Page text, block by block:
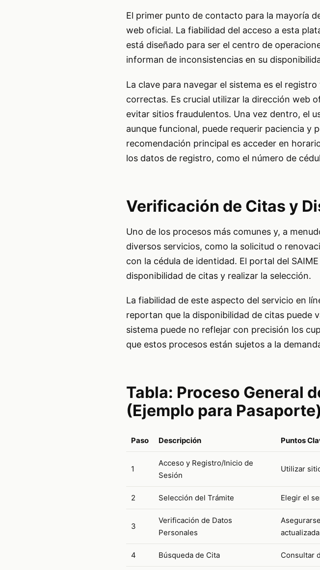
El primer punto de contacto para la mayoría
web oficial. La fiabilidad del acceso a esta
está diseñado para ser el centro de
informan de inconsistencias en su
La clave para navegar el sistema es el
correctas. Es crucial utilizar la dirección web
evitar sitios fraudulentos. Una vez dentro, el
aunque funcional, puede requerir paciencia y
recomendación principal es acceder en
los datos de registro, como el número de
Verificación de Citas y
Uno de los procesos más comunes y, a
diversos servicios, como la solicitud o
con la cédula de identidad. El portal del
disponibilidad de citas y realizar la selección.
La fiabilidad de este aspecto del servicio en
reportan que la disponibilidad de citas puede
sistema puede no reflejar con precisión los
que estos procesos están sujetos a la
Tabla: Proceso General
(Ejemplo para Pasaporte)
Paso Descripción Puntos
1
Acceso y Registro/Inicio de
Sesión
Utilizar
2 Selección del Trámite Elegir el
3
Verificación de Datos
Personales
4 Búsqueda de Cita Consultar